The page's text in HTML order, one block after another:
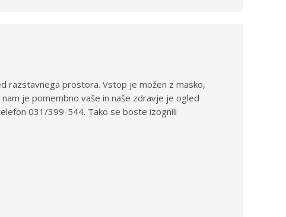
razstavnega prostora. Vstop je možen z masko,
je pomembno vaše in naše zdravje je ogled
031/399-544. Tako se boste izognili